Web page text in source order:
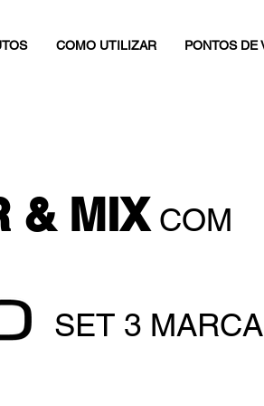
COMO UTILIZAR PONTOS DE
& MIX COM
SET 3